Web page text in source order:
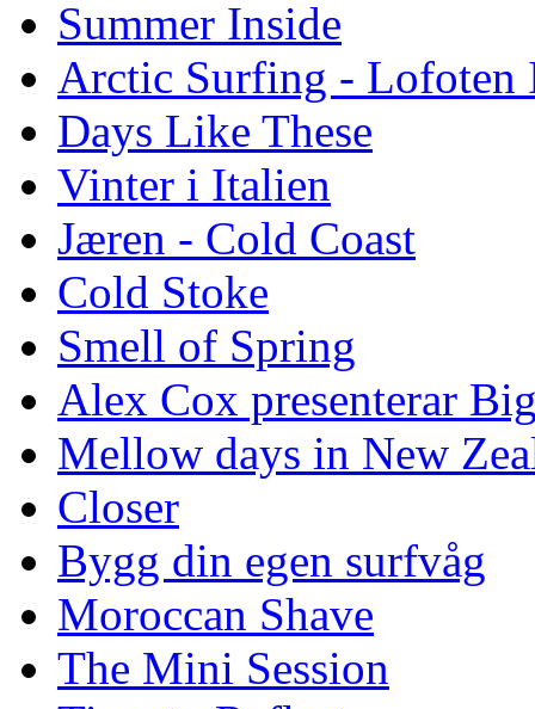
Summer Inside
Arctic Surfing - Lofoten
Days Like These
Vinter i Italien
Jæren - Cold Coast
Cold Stoke
Smell of Spring
Alex Cox presenterar
Mellow days in New
Closer
Bygg din egen surfvåg
Moroccan Shave
The Mini Session